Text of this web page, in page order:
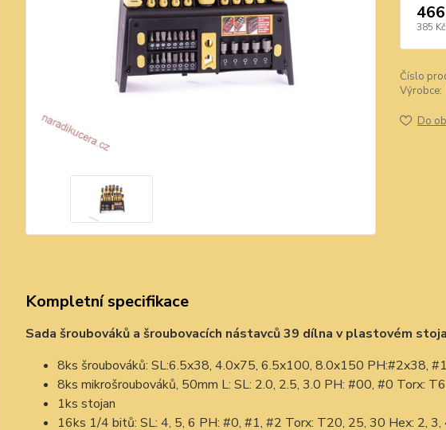
385 Kč
Číslo
Výrobce:
Do
Kompletní specifikace
Sada šroubováků a šroubovacích nástavců 39 dílna v plastovém
8ks šroubováků: SL:6.5x38, 4.0x75, 6.5x100, 8.0x150 PH:#2x38,
8ks mikrošroubováků, 50mm L: SL: 2.0, 2.5, 3.0 PH: #00, #0 Torx:
1ks stojan
16ks 1/4 bitů: SL: 4, 5, 6 PH: #0, #1, #2 Torx: T20, 25, 30 Hex: 2, 3,